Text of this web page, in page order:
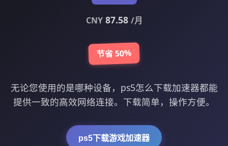
CNY87.58 /月
节省 50%
无论您使用的是哪种设备，ps5怎么下载加速器都能
提供一致的高效网络连接。下载简单，操作方便。
ps5下载游戏加速器